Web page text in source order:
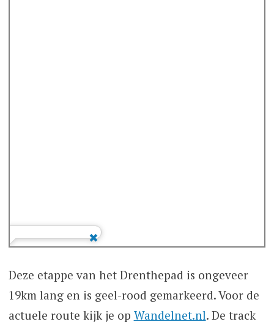
Deze etappe van het Drenthepad is ongeveer
19km lang en is geel-rood gemarkeerd. Voor de
actuele route kijk je op Wandelnet.nl. De track